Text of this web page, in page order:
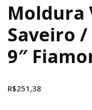
Moldura
Saveiro
9″
R$251,38